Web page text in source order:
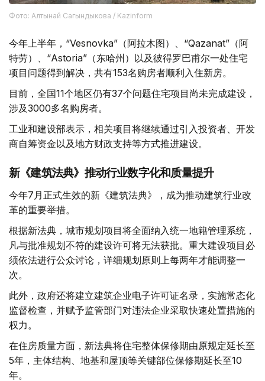
Фото: Алтынай Сагындыкова / Kazinform
今年上半年，“Vesnovka”（阿拉木图）、“Qazanat”（阿
特劳）、“Astoria”（东哈州）以及彼得罗巴甫尔一处住宅
项目问题得到解决，共有153名购房者顺利入住新房。
目前，全国11个地区仍有37个问题住宅项目尚未完成建设，
涉及3000多名购房者。
工业和建设部表示，相关项目将继续通过引入投资者、开发
商自筹资金以及地方财政支持等方式推进建设。
新《建筑法典》推动行业数字化和质量提升
今年7月正式生效的新《建筑法典》，成为推动建筑行业改
革的重要举措。
根据新法典，城市规划项目将全面纳入统一地籍管理系统，
凡与批准规划不符的建设许可将无法获批。重大建设项目必
须依法进行公众讨论，详细规划原则上每两年才能调整一
次。
此外，政府还将建立建筑企业电子许可证名录，实施常态化
监督检查，并赋予监管部门对违法企业采取快速处置措施的
权力。
在住房质量方面，新法典将住宅整体保修期由原规定延长至
5年，主体结构、地基和屋顶等关键部位保修期延长至10
年。